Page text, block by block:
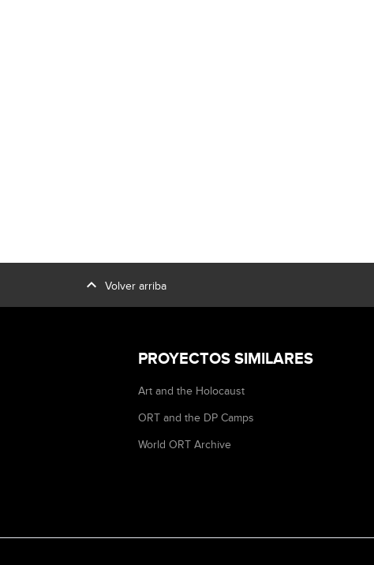
expand_less Volver arriba
PROYECTOS SIMILARES
Art and the Holocaust
ORT and the DP Camps
World ORT Archive